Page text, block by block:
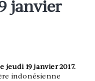
janvier
jeudi 19 janvier 2017.
indonésienne